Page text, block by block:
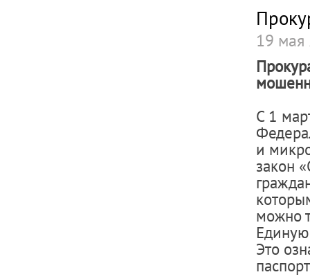
19
С 1
и
закон
можно
Это